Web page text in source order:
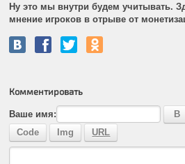
Ну это мы внутри будем учитывать.
мнение игроков в отрыве от
Комментировать
Ваше имя: